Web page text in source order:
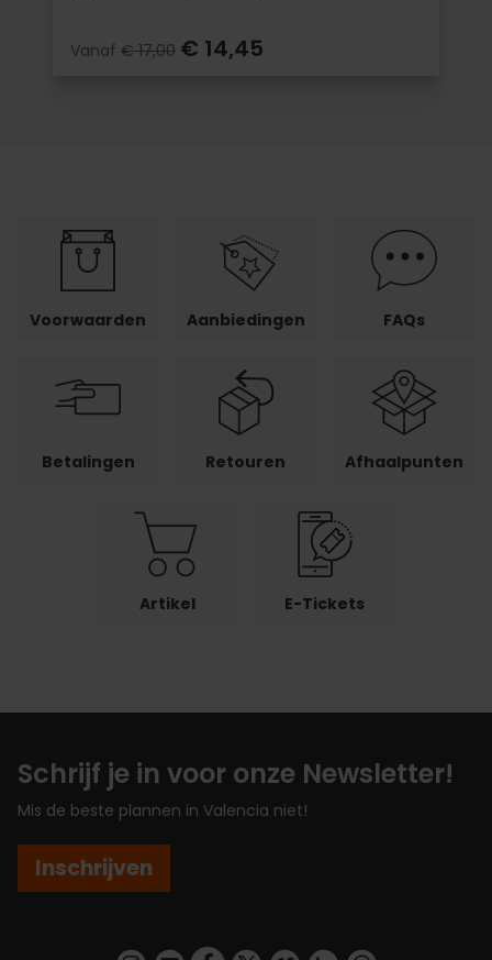
Vanaf € 17,00 € 14,45
Voorwaarden Aanbiedingen FAQs
Betalingen Retouren Afhaalpunten
Artikel E-Tickets
Schrijf je in voor onze Newsletter!
Mis de beste plannen in Valencia niet!
Inschrijven